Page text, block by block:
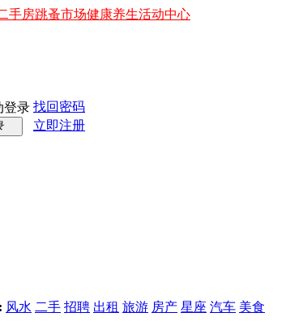
手房跳蚤市场健康养生活动中心
登录 找回密码
立即注册
风水 二手 招聘 出租 旅游 房产 星座 汽车 美食